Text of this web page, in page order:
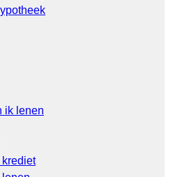
ik lenen
krediet